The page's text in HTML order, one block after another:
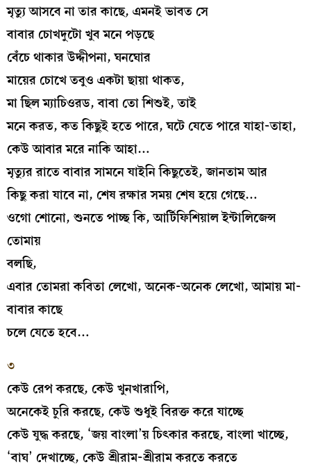
মৃত্যু আসবে না তার কাছে, এমনই ভাবত সে
বাবার চোখদুটো খুব মনে পড়ছে
বেঁচে থাকার উদ্দীপনা, ঘনঘোর
মায়ের চোখে তবুও একটা ছায়া থাকত,
মা ছিল ম্যাচিওরড, বাবা তো শিশুই, তাই
মনে করত, কত কিছুই হতে পারে, ঘটে যেতে পারে যাহা-তাহা,
কেউ আবার মরে নাকি আহা…
মৃত্যুর রাতে বাবার সামনে যাইনি কিছুতেই, জানতাম আর
কিছু করা যাবে না, শেষ রক্ষার সময় শেষ হয়ে গেছে…
ওগো শোনো, শুনতে পাচ্ছ কি, আর্টিফিশিয়াল ইন্টালিজেন্স
তোমায়
বলছি,
এবার তোমরা কবিতা লেখো, অনেক-অনেক লেখো, আমায় মা-
বাবার কাছে
চলে যেতে হবে…
৩
কেউ রেপ করছে, কেউ খুনখারাপি,
অনেকেই চুরি করছে, কেউ শুধুই বিরক্ত করে যাচ্ছে
কেউ যুদ্ধ করছে, ‘জয় বাংলা’য় চিৎকার করছে, বাংলা খাচ্ছে,
‘বাঘ’ দেখাচ্ছে, কেউ শ্রীরাম-শ্রীরাম করতে করতে